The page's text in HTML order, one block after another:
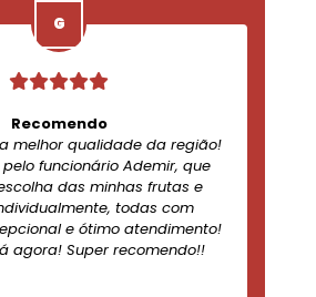
Recomendo
melhor qualidade da região!
funcionário Ademir, que
das minhas frutas e
todas com
e ótimo atendimento!
agora! Super recomendo!!